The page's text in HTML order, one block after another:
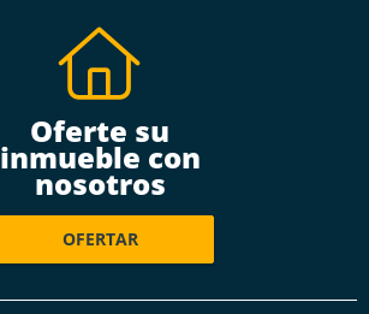
Oferte su
inmueble con
nosotros
OFERTAR